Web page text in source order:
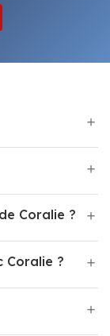
Coralie ?
Coralie ?